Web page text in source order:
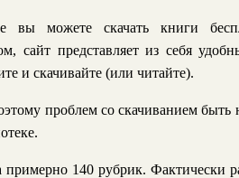
вы можете скачать книги
сайт представляет из себя
и скачивайте (или читайте).
проблем со скачиванием быть
140 рубрик. Фактически